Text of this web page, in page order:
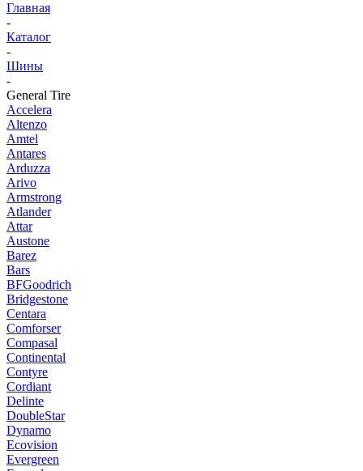
Главная
-
Каталог
-
Шины
-
General Tire
Accelera
Altenzo
Amtel
Antares
Arduzza
Arivo
Armstrong
Atlander
Attar
Austone
Barez
Bars
BFGoodrich
Bridgestone
Centara
Comforser
Compasal
Continental
Contyre
Cordiant
Delinte
DoubleStar
Dynamo
Ecovision
Evergreen